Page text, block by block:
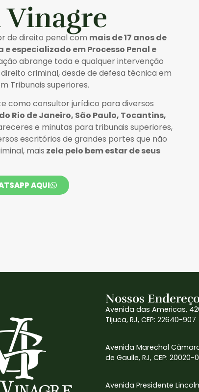
de direito penal com mais de 17 anos de
especializado em Processo Penal e
abrange toda e qualquer intervenção
criminal, desde de defesa técnica em
Tribunais superiores.
como consultor jurídico para diversos
Rio de Janeiro, São Paulo, Tocantins,
e minutas para tribunais superiores,
escritórios de grandes portes que não
mais zela pelo bem estar de seus
AQUI
Nossos
Avenida das Americas,
Tijuca, RJ, CEP: 22640-907
Avenida Marechal
de Gaulle, RJ, CEP: 20020-
Avenida Presidente